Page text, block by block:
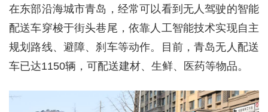
在东部沿海城市青岛，经常可以看到无人驾驶的智能
配送车穿梭于街头巷尾，依靠人工智能技术实现自主
规划路线、避障、刹车等动作。目前，青岛无人配送
车已达1150辆，可配送建材、生鲜、医药等物品。